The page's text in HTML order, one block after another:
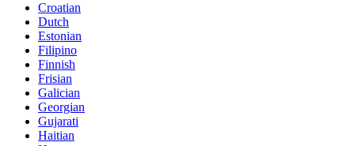
Croatian
Dutch
Estonian
Filipino
Finnish
Frisian
Galician
Georgian
Gujarati
Haitian